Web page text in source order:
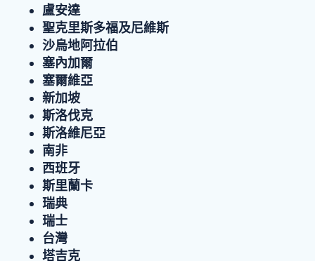
盧安達
聖克里斯多福及尼維斯
沙烏地阿拉伯
塞內加爾
塞爾維亞
新加坡
斯洛伐克
斯洛維尼亞
南非
西班牙
斯里蘭卡
瑞典
瑞士
台灣
塔吉克